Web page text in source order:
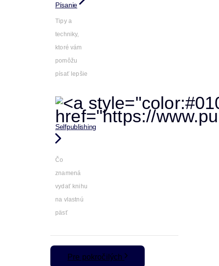
Písanie
Tipy a
techniky,
ktoré vám
pomôžu
písať lepšie
Selfpublishing
Čo
znamená
vydať knihu
na vlastnú
päsť
Pre pokročilých